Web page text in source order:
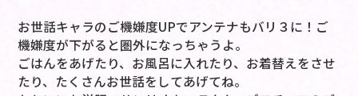
お世話キャラのご機嫌度UPでアンテナもバリ３に！ご
機嫌度が下がると圏外になっちゃうよ。
ごはんをあげたり、お風呂に入れたり、お着替えをさせ
たり、たくさんお世話をしてあげてね。